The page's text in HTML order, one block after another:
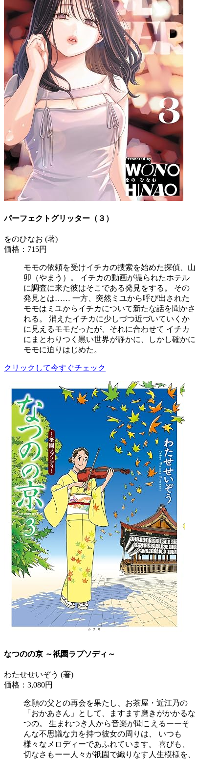
パーフェクトグリッター（３）
をのひなお (著)
価格：715円
モモの依頼を受けイチカの捜索を始めた探偵、山
卯（やまう）。 イチカの動画が撮られたホテル
に調査に来た彼はそこである発見をする。 その
発見とは…… 一方、突然ミユから呼び出された
モモはミユからイチカについて新たな話を聞かさ
れる。 消えたイチカに少しづつ近づいていくか
に見えるモモだったが、それに合わせて イチカ
にまとわりつく黒い世界が静かに、しかし確かに
モモに迫りはじめた。
クリックして今すぐチェック
なつのの京 ～祇園ラプソディ～
わたせせいぞう (著)
価格：3,080円
念願の父との再会を果たし、お茶屋・近江乃の
「おかあさん」として、ますます磨きがかかるな
つの。 生まれつき人から音楽が聞こえるーーそ
んな不思議な力を持つ彼女の周りは、 いつも
様々なメロディーであふれています。 喜びも、
切なさもーー人々が祇園で織りなす人生模様を、